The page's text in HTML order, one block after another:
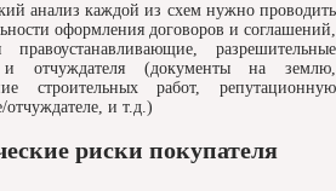
анализ каждой из схем нужно проводить
оформления договоров и соглашений,
разрешительные
и отчуждателя (документы на землю,
строительных работ, репутационную
и т.д.)
риски покупателя